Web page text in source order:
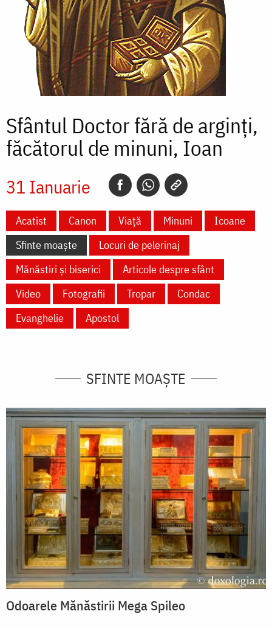
Sfântul Doctor fără de arginți,
făcătorul de minuni, Ioan
31 Ianuarie
Acatist Canon Viață Minuni
Icoane
Sfinte moaște
Locuri de pelerinaj
Mănăstiri și biserici
Articole despre sfânt
Video
Fotografii Tropar
Condac
Evanghelie
Apostol
SFINTE MOAȘTE
Odoarele Mănăstirii Mega Spileo